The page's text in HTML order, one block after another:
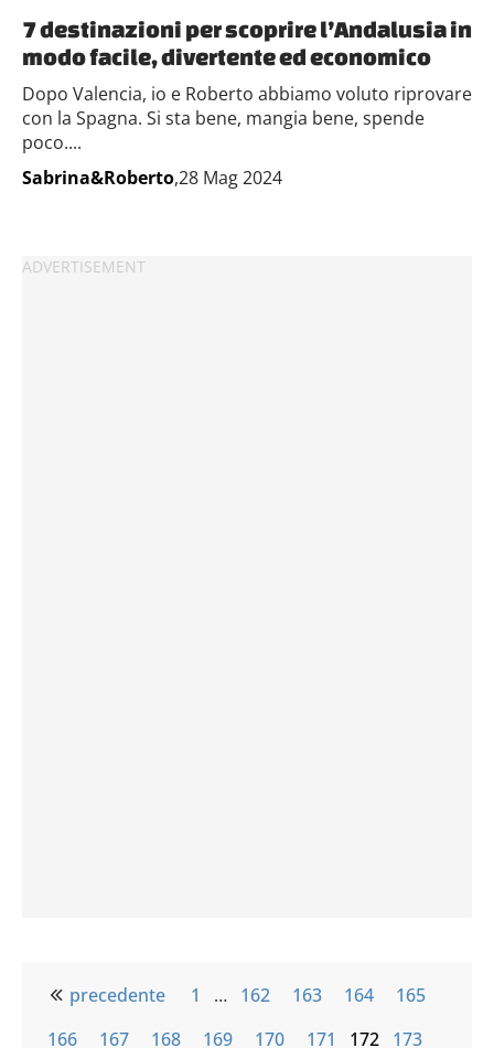
7 destinazioni per scoprire l’Andalusia in
modo facile, divertente ed economico
Dopo Valencia, io e Roberto abbiamo voluto riprovare
con la Spagna. Si sta bene, mangia bene, spende
poco....
Sabrina&Roberto,28 Mag 2024
precedente 1 … 162 163 164
165
166
167 168 169 170 171 172 173